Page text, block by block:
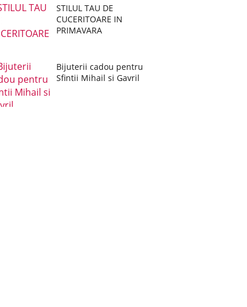
STILUL TAU DE
CUCERITOARE IN
PRIMAVARA
Bijuterii cadou pentru
Sfintii Mihail si Gavril